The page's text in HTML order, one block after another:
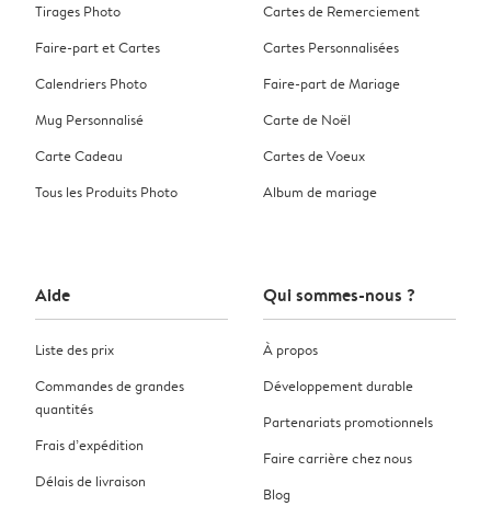
Tirages Photo
Faire-part et Cartes
Calendriers Photo
Mug Personnalisé
Carte Cadeau
Tous les Produits Photo
Cartes de Remerciement
Cartes Personnalisées
Faire-part de Mariage
Carte de Noël
Cartes de Voeux
Album de mariage
Aide
Liste des prix
Commandes de grandes
quantités
Frais d’expédition
Délais de livraison
Qui sommes-nous ?
À propos
Développement durable
Partenariats promotionnels
Faire carrière chez nous
Blog